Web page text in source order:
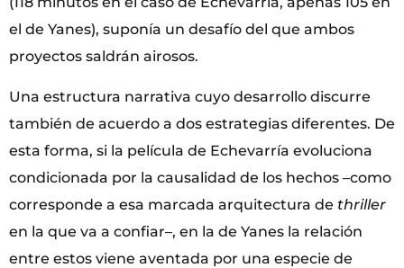
el de Yanes), suponía un desafío del que ambos
proyectos saldrán airosos.
Una estructura narrativa cuyo desarrollo discurre
también de acuerdo a dos estrategias diferentes. De
esta forma, si la película de Echevarría evoluciona
condicionada por la causalidad de los hechos –como
corresponde a esa marcada arquitectura de thriller
en la que va a confiar–, en la de Yanes la relación
entre estos viene aventada por una especie de